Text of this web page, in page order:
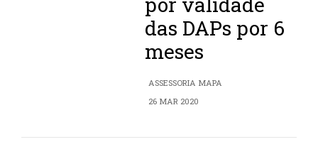
das DAPs por 6
meses
ASSESSORIA MAPA
26 MAR 2020